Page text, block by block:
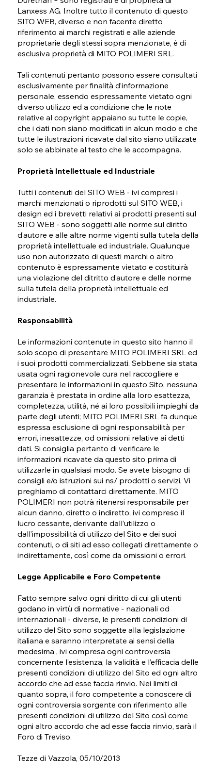
Lanxess AG. Inoltre tutto il contenuto di questo
SITO WEB, diverso e non facente diretto
riferimento ai marchi registrati e alle aziende
proprietarie degli stessi sopra menzionate, è di
esclusiva proprietà di MITO POLIMERI SRL.
Tali contenuti pertanto possono essere consultati
esclusivamente per finalità d’informazione
personale, essendo espressamente vietato ogni
diverso utilizzo ed a condizione che le note
relative al copyright appaiano su tutte le copie,
che i dati non siano modificati in alcun modo e che
tutte le ilustrazioni ricavate dal sito siano utilizzate
solo se abbinate al testo che le accompagna.
Proprietà Intellettuale ed Industriale
Tutti i contenuti del SITO WEB - ivi compresi i
marchi menzionati o riprodotti sul SITO WEB, i
design ed i brevetti relativi ai prodotti presenti sul
SITO WEB - sono soggetti alle norme sul diritto
d’autore e alle altre norme vigenti sulla tutela della
proprietà intellettuale ed industriale. Qualunque
uso non autorizzato di questi marchi o altro
contenuto è espressamente vietato e costituirà
una violazione del ditritto d’autore e delle norme
sulla tutela della proprietà intellettuale ed
industriale.
Responsabilità
Le informazioni contenute in questo sito hanno il
solo scopo di presentare MITO POLIMERI SRL ed
i suoi prodotti commercializzati. Sebbene sia stata
usata ogni ragionevole cura nel raccogliere e
presentare le informazioni in questo Sito, nessuna
garanzia è prestata in ordine alla loro esattezza,
completezza, utilità, né ai loro possibili impieghi da
parte degli utenti; MITO POLIMERI SRL fa dunque
espressa esclusione di ogni responsabilità per
errori, inesattezze, od omissioni relative ai detti
dati. Si consiglia pertanto di verificare le
informazioni ricavate da questo sito prima di
utilizzarle in qualsiasi modo. Se avete bisogno di
consigli e/o istruzioni sui ns/ prodotti o servizi, Vi
preghiamo di contattarci direttamente. MITO
POLIMERI non potrà ritenersi responsabile per
alcun danno, diretto o indiretto, ivi compreso il
lucro cessante, derivante dall’utilizzo o
dall’impossibilità di utilizzo del Sito e dei suoi
contenuti, o di siti ad esso collegati direttamente o
indirettamente, così come da omissioni o errori.
Legge Applicabile e Foro Competente
Fatto sempre salvo ogni diritto di cui gli utenti
godano in virtù di normative - nazionali od
internazionali - diverse, le presenti condizioni di
utilizzo del Sito sono soggette alla legislazione
italiana e saranno interpretate ai sensi della
medesima , ivi compresa ogni controversia
concernente l’esistenza, la validità e l’efficacia delle
presenti condizioni di utilizzo del Sito ed ogni altro
accordo che ad esse faccia rinvio. Nei limiti di
quanto sopra, il foro competente a conoscere di
ogni controversia sorgente con riferimento alle
presenti condizioni di utilizzo del Sito così come
ogni altro accordo che ad esse faccia rinvio, sarà il
Foro di Treviso.
Tezze di Vazzola, 05/10/2013